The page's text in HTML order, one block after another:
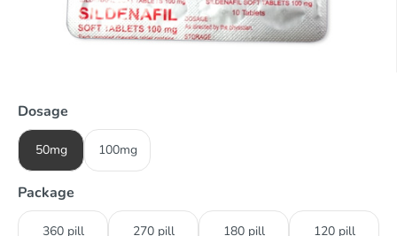
Dosage
50mg 100mg
Package
360 pill 270 pill 180 pill 120 pill